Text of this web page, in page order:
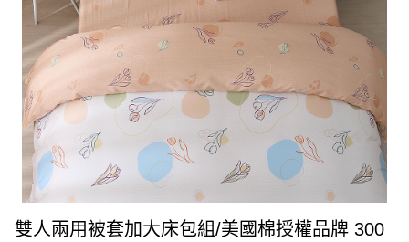
雙人兩用被套加大床包組/美國棉授權品牌 300